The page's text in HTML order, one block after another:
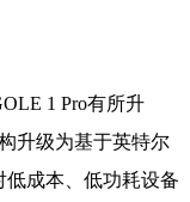
1 Pro有所升
升级为基于英特尔
低成本、低功耗设备